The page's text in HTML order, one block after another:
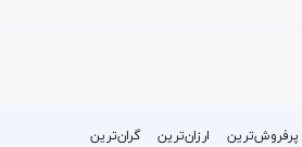
پرفروش‌ترین ارزان‌ترین گران‌ترین